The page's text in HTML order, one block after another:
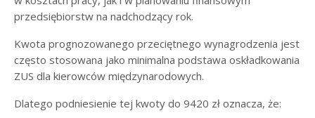
przedsiębiorstw na nadchodzący rok.
Kwota prognozowanego przeciętnego wynagrodzenia jest
często stosowana jako minimalna podstawa oskładkowania
ZUS dla kierowców międzynarodowych.
Dlatego podniesienie tej kwoty do 9420 zł oznacza, że: